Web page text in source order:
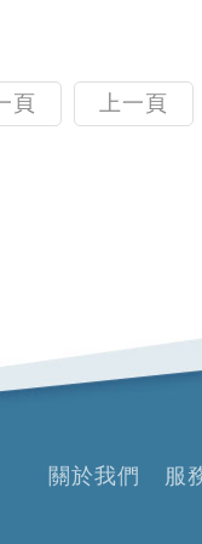
頁 上一頁
關於我們 服